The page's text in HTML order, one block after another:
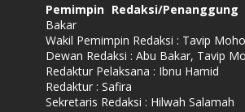
Pemimpin Redaksi/Penanggung
Bakar
Wakil Pemimpin Redaksi : Tavip
Dewan Redaksi : Abu Bakar, Tavip
Redaktur Pelaksana : Ibnu Hamid
Redaktur : Safira
Sekretaris Redaksi : Hilwah Salamah